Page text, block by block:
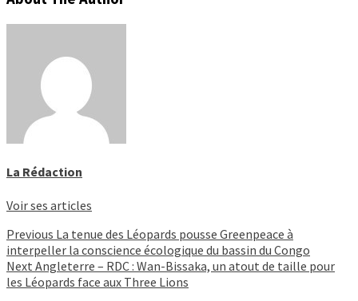
La Rédaction
Voir ses articles
Continue
Reading
Previous La tenue des Léopards pousse Greenpeace à
interpeller la conscience écologique du bassin du Congo
Next Angleterre – RDC : Wan-Bissaka, un atout de taille pour
les Léopards face aux Three Lions